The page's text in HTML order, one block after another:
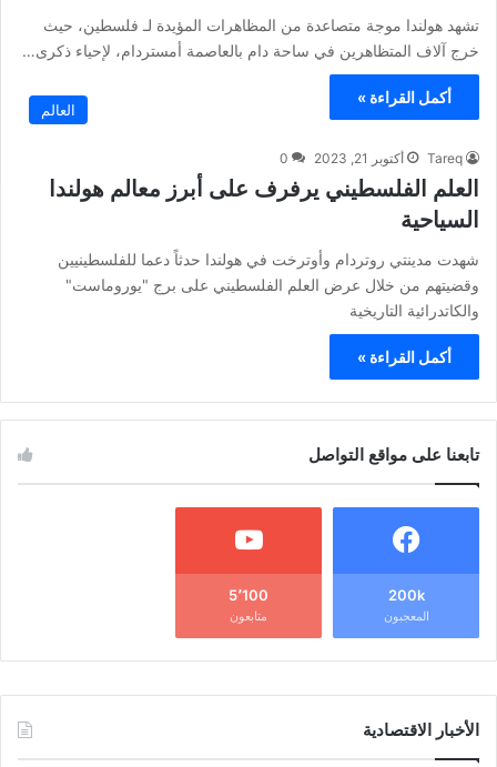
تشهد هولندا موجة متصاعدة من المظاهرات المؤيدة لـ فلسطين، حيث
خرج آلاف المتظاهرين في ساحة دام بالعاصمة أمستردام، لإحياء ذكرى…
أكمل القراءة »
العالم
Tareq أكتوبر 21, 2023 0
العلم الفلسطيني يرفرف على أبرز معالم هولندا
السياحية
شهدت مدينتي روتردام وأوترخت في هولندا حدثاً دعما للفلسطينيين
وقضيتهم من خلال عرض العلم الفلسطيني على برج "يوروماست"
والكاتدرائية التاريخية
أكمل القراءة »
تابعنا على مواقع التواصل
200k
المعجبون
5٬100
متابعون
الأخبار الاقتصادية